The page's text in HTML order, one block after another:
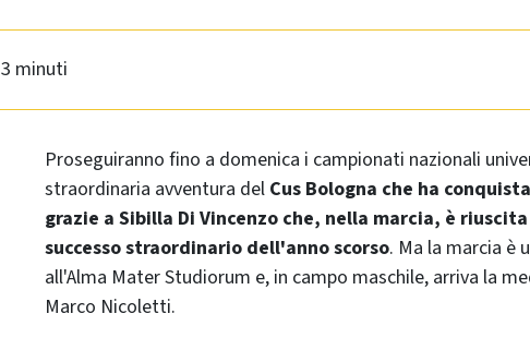
3 minuti
Proseguiranno fino a domenica i campionati nazionali
straordinaria avventura del Cus Bologna che ha
grazie a Sibilla Di Vincenzo che, nella marcia, è
successo straordinario dell'anno scorso. Ma la marcia è
all'Alma Mater Studiorum e, in campo maschile, arriva la
Marco Nicoletti.